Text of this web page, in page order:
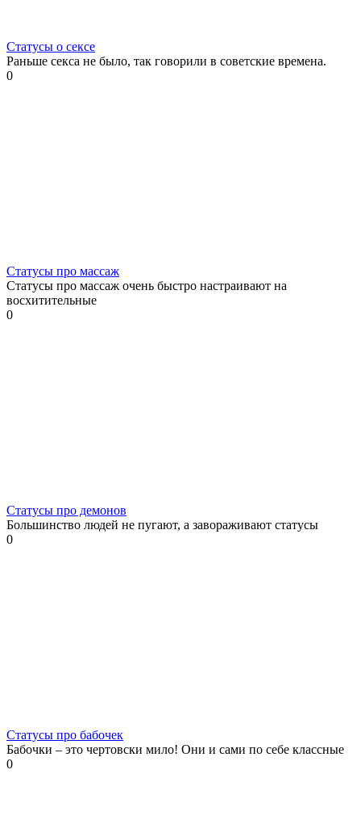
Статусы о сексе
Раньше секса не было, так говорили в советские времена.
0
Статусы про массаж
Статусы про массаж очень быстро настраивают на
восхитительные
0
Статусы про демонов
Большинство людей не пугают, а завораживают статусы
0
Статусы про бабочек
Бабочки – это чертовски мило! Они и сами по себе классные
0